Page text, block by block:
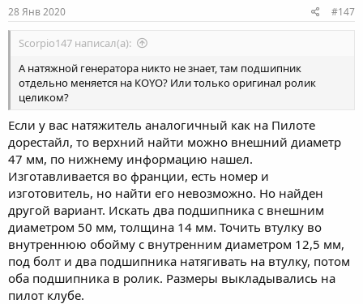
28 Янв 2020 #147
Scorpio147 написал(а):
А натяжной генератора никто не знает, там подшипник
отдельно меняется на КОYO? Или только оригинал ролик
целиком?
Если у вас натяжитель аналогичный как на Пилоте
дорестайл, то верхний найти можно внешний диаметр
47 мм, по нижнему информацию нашел.
Изготавливается во франции, есть номер и
изготовитель, но найти его невозможно. Но найден
другой вариант. Искать два подшипника с внешним
диаметром 50 мм, толщина 14 мм. Точить втулку во
внутреннюю обойму с внутренним диаметром 12,5 мм,
под болт и два подшипника натягивать на втулку, потом
оба подшипника в ролик. Размеры выкладывались на
пилот клубе.